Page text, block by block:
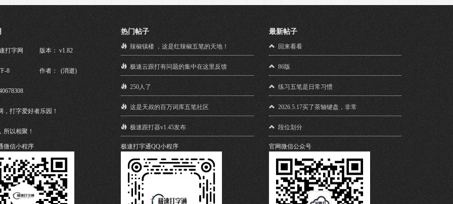
打字网 版本： v1.82
8 作者： (消逝)
，打字爱好者乐园！
所以相聚！
微信小程序
热门帖子
辣椒镇楼 ，这是红辣椒五笔的天地！
极速云跟打有问题的集中在这里反馈
250人了
这是天叔的百万词库五笔社区
极速跟打器v1.45发布
极速打字通QQ小程序
最新帖子
回来看看
86版
练习五笔是日常习惯
2026.5.17买了茶轴键盘，非常
段位划分
官网微信公众号